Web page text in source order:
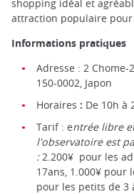
shopping idéal et
attraction populaire pour
Informations pratiques
Adresse : 2 Chome-
150-0002, Japon
Horaires : De 10h à
Tarif : entrée libre
l'observatoire est
:2.200¥ pour les
17ans, 1.000¥ pour
pour les petits de 3